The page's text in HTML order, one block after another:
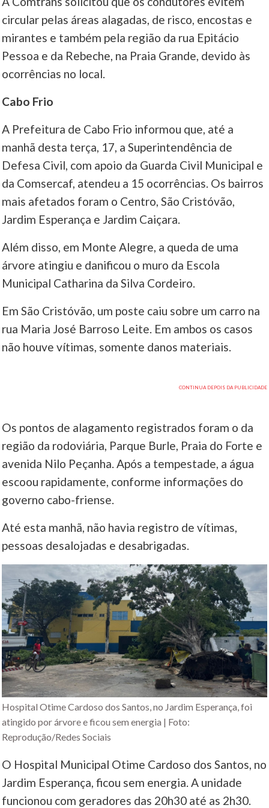
circular pelas áreas alagadas, de risco, encostas e
mirantes e também pela região da rua Epitácio
Pessoa e da Rebeche, na Praia Grande, devido às
ocorrências no local.
Cabo Frio
A Prefeitura de Cabo Frio informou que, até a
manhã desta terça, 17, a Superintendência de
Defesa Civil, com apoio da Guarda Civil Municipal e
da Comsercaf, atendeu a 15 ocorrências. Os bairros
mais afetados foram o Centro, São Cristóvão,
Jardim Esperança e Jardim Caiçara.
Além disso, em Monte Alegre, a queda de uma
árvore atingiu e danificou o muro da Escola
Municipal Catharina da Silva Cordeiro.
Em São Cristóvão, um poste caiu sobre um carro na
rua Maria José Barroso Leite. Em ambos os casos
não houve vítimas, somente danos materiais.
Os pontos de alagamento registrados foram o da
região da rodoviária, Parque Burle, Praia do Forte e
avenida Nilo Peçanha. Após a tempestade, a água
escoou rapidamente, conforme informações do
governo cabo-friense.
Até esta manhã, não havia registro de vítimas,
pessoas desalojadas e desabrigadas.
Hospital Otime Cardoso dos Santos, no Jardim Esperança, foi
atingido por árvore e ficou sem energia | Foto:
Reprodução/Redes Sociais
O Hospital Municipal Otime Cardoso dos Santos, no
Jardim Esperança, ficou sem energia. A unidade
funcionou com geradores das 20h30 até as 2h30.